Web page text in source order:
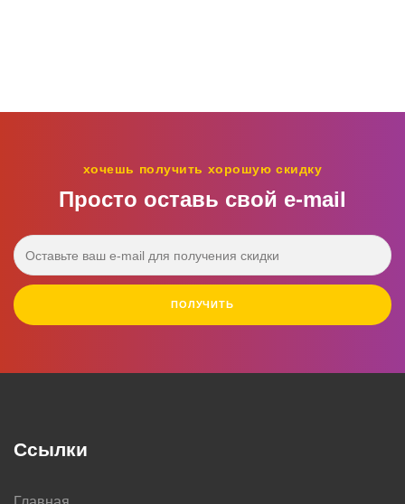
хочешь получить хорошую скидку
Просто оставь свой e‑mail
ПОЛУЧИТЬ
Ссылки